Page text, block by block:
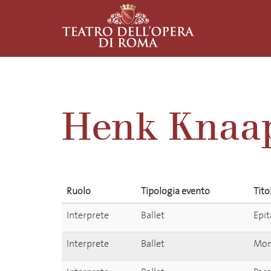
Henk
Ruolo Tipologia evento
Interprete
Ballet
Interprete Ballet